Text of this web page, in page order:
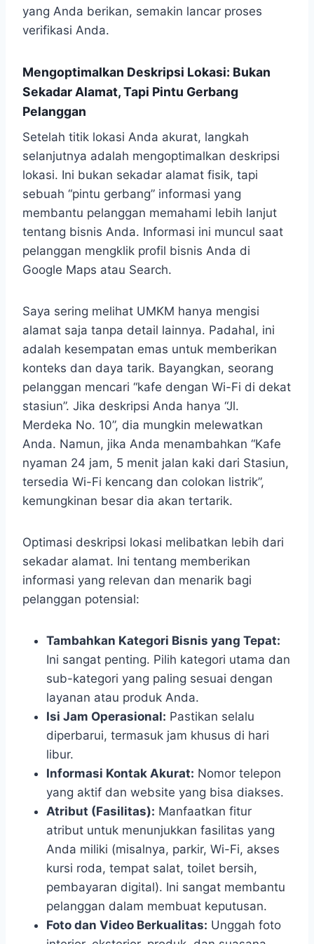
yang Anda berikan, semakin lancar proses
verifikasi Anda.
Mengoptimalkan Deskripsi Lokasi: Bukan
Sekadar Alamat, Tapi Pintu Gerbang
Pelanggan
Setelah titik lokasi Anda akurat, langkah
selanjutnya adalah mengoptimalkan deskripsi
lokasi. Ini bukan sekadar alamat fisik, tapi
sebuah “pintu gerbang” informasi yang
membantu pelanggan memahami lebih lanjut
tentang bisnis Anda. Informasi ini muncul saat
pelanggan mengklik profil bisnis Anda di
Google Maps atau Search.
Saya sering melihat UMKM hanya mengisi
alamat saja tanpa detail lainnya. Padahal, ini
adalah kesempatan emas untuk memberikan
konteks dan daya tarik. Bayangkan, seorang
pelanggan mencari “kafe dengan Wi-Fi di dekat
stasiun”. Jika deskripsi Anda hanya “Jl.
Merdeka No. 10”, dia mungkin melewatkan
Anda. Namun, jika Anda menambahkan “Kafe
nyaman 24 jam, 5 menit jalan kaki dari Stasiun,
tersedia Wi-Fi kencang dan colokan listrik”,
kemungkinan besar dia akan tertarik.
Optimasi deskripsi lokasi melibatkan lebih dari
sekadar alamat. Ini tentang memberikan
informasi yang relevan dan menarik bagi
pelanggan potensial:
Tambahkan Kategori Bisnis yang Tepat:
Ini sangat penting. Pilih kategori utama dan
sub-kategori yang paling sesuai dengan
layanan atau produk Anda.
Isi Jam Operasional: Pastikan selalu
diperbarui, termasuk jam khusus di hari
libur.
Informasi Kontak Akurat: Nomor telepon
yang aktif dan website yang bisa diakses.
Atribut (Fasilitas): Manfaatkan fitur
atribut untuk menunjukkan fasilitas yang
Anda miliki (misalnya, parkir, Wi-Fi, akses
kursi roda, tempat salat, toilet bersih,
pembayaran digital). Ini sangat membantu
pelanggan dalam membuat keputusan.
Foto dan Video Berkualitas: Unggah foto